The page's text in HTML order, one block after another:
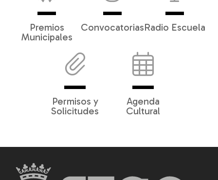
Premios
Municipales
ConvocatoriasRadio Escuela
Permisos y
Solicitudes
Agenda
Cultural